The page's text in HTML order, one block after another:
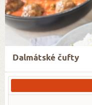
Dalmátské čufty